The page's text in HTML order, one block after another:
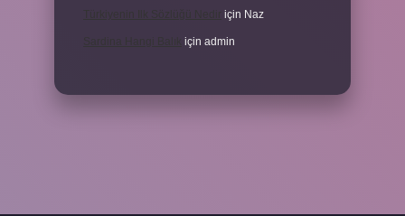
için Naz
için admin